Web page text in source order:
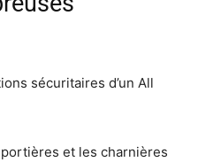
sécuritaires d’un All
et les charnières